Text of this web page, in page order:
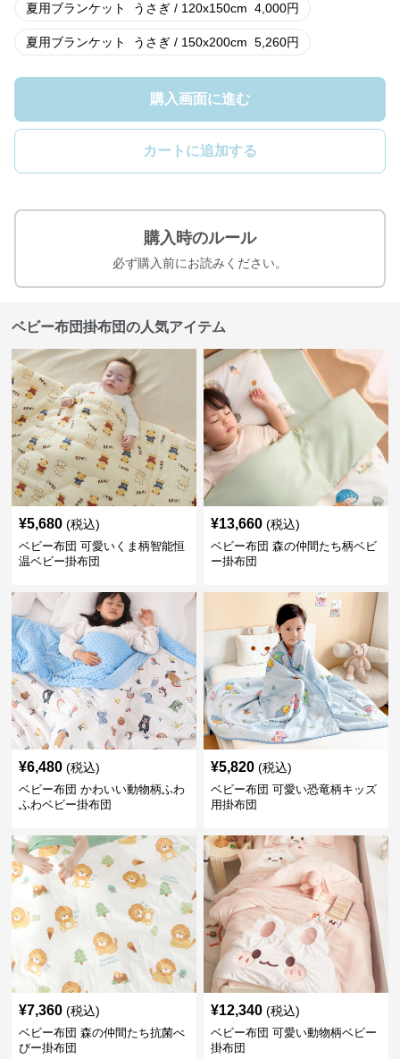
夏用ブランケット うさぎ / 120x150cm 4,000円
夏用ブランケット うさぎ / 150x200cm 5,260円
購入画面に進む
カートに追加する
購入時のルール
必ず購入前にお読みください。
ベビー布団掛布団の人気アイテム
¥5,680 (税込)
ベビー布団 可愛いくま柄智能恒
温ベビー掛布団
¥13,660 (税込)
ベビー布団 森の仲間たち柄ベビ
ー掛布団
¥6,480 (税込)
ベビー布団 かわいい動物柄ふわ
ふわベビー掛布団
¥5,820 (税込)
ベビー布団 可愛い恐竜柄キッズ
用掛布団
¥7,360 (税込)
ベビー布団 森の仲間たち抗菌べ
びー掛布団
¥12,340 (税込)
ベビー布団 可愛い動物柄ベビー
掛布団